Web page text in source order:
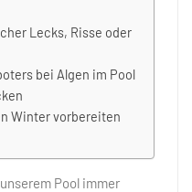
Lecks, Risse oder
bei Algen im Pool
Winter vorbereiten
Pool immer